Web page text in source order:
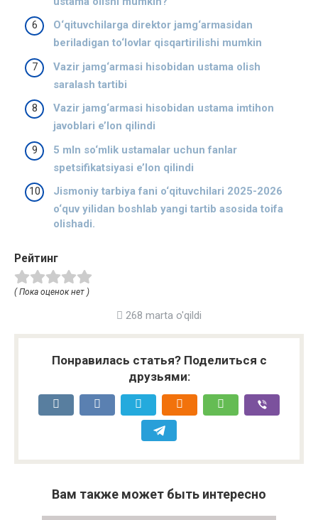
O‘qituvchilarga direktor jamg‘armasidan
beriladigan to‘lovlar qisqartirilishi mumkin
Vazir jamg‘armasi hisobidan ustama olish
saralash tartibi
Vazir jamg‘armasi hisobidan ustama imtihon
javoblari e’lon qilindi
5 mln so‘mlik ustamalar uchun fanlar
spetsifikatsiyasi e’lon qilindi
Jismoniy tarbiya fani o‘qituvchilari 2025-2026
o‘quv yilidan boshlab yangi tartib asosida toifa
olishadi.
Рейтинг
( Пока оценок нет )
268 marta o'qildi
Понравилась статья? Поделиться с
друзьями:
Вам также может быть интересно